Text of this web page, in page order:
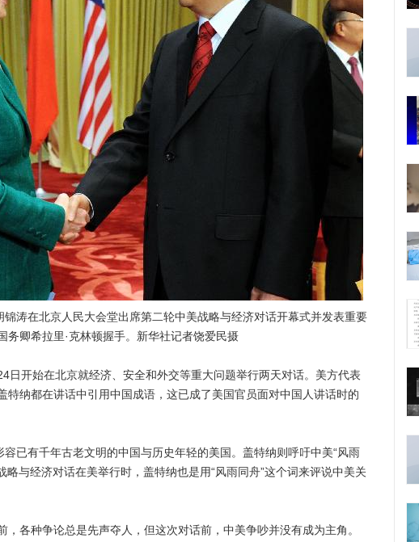
在北京人民大会堂出席第二轮中美战略与经济对话开幕式并发表重要
务卿希拉里·克林顿握手。新华社记者饶爱民摄
开始在北京就经济、安全和外交等重大问题举行两天对话。美方代表
特纳都在讲话中引用中国成语，这已成了美国官员面对中国人讲话时的
已有千年古老文明的中国与历史年轻的美国。盖特纳则呼吁中美“风雨
略与经济对话在美举行时，盖特纳也是用“风雨同舟”这个词来评说中美关
各种争论总是先声夺人，但这次对话前，中美争吵并没有成为主角。